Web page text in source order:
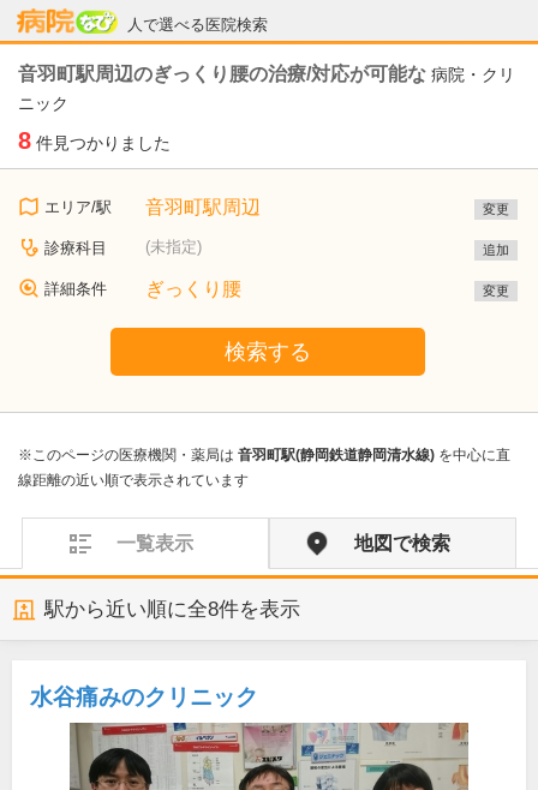
人で選べる医院検索
病院なび
音羽町駅周辺のぎっくり腰の治療/対応が可能な 病院・クリ
ニック
8 件見つかりました
エリア/駅 音羽町駅周辺 変更
診療科目 (未指定) 追加
詳細条件 ぎっくり腰 変更
検索する
※このページの医療機関・薬局は 音羽町駅(静岡鉄道静岡清水線) を中心に直
線距離の近い順で表示されています
一覧表示 地図で検索
駅から近い順に全8件を表示
水谷痛みのクリニック